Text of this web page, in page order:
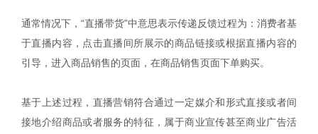
通常情况下，“直播带货”中意思表示传递反馈过程为：消费者基
于直播内容，点击直播间所展示的商品链接或根据直播内容的
引导，进入商品销售的页面，在商品销售页面下单购买。
基于上述过程，直播营销符合通过一定媒介和形式直接或者间
接地介绍商品或者服务的特征，属于商业宣传甚至商业广告活